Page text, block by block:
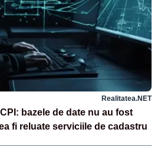
Realitatea.NET
bazele de date nu au fost
fi reluate serviciile de cadastru